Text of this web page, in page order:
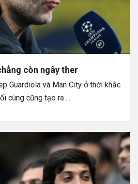
còn ngây ther
Guardiola và Man City ở thời khắc
cùng cũng tạo ra ...